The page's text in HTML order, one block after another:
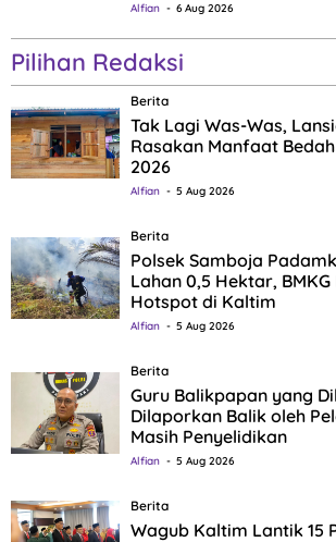
Alfian 6 Aug 2026
Pilihan Redaksi
Berita
Tak Lagi Was-Was,
Rasakan Manfaat Bedah
2026
Alfian 5 Aug 2026
Berita
Polsek Samboja
Lahan 0,5 Hektar,
Hotspot di Kaltim
Alfian 5 Aug 2026
Berita
Guru Balikpapan yang
Dilaporkan Balik oleh
Masih Penyelidikan
Alfian 5 Aug 2026
Berita
Wagub Kaltim Lantik 15